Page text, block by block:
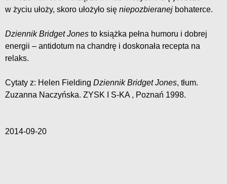
w życiu ułoży, skoro ułożyło się niepozbieranej bohaterce.
Dziennik Bridget Jones to książka pełna humoru i dobrej
energii – antidotum na chandrę i doskonała recepta na
relaks.
Cytaty z: Helen Fielding Dziennik Bridget Jones, tłum.
Zuzanna Naczyńska. ZYSK I S-KA , Poznań 1998.
2014-09-20